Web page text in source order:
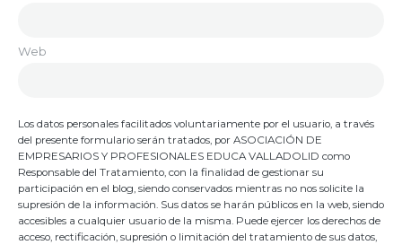
Web
Los datos personales facilitados voluntariamente por el usuario, a través
del presente formulario serán tratados, por ASOCIACIÓN DE
EMPRESARIOS Y PROFESIONALES EDUCA VALLADOLID como
Responsable del Tratamiento, con la finalidad de gestionar su
participación en el blog, siendo conservados mientras no nos solicite la
supresión de la información. Sus datos se harán públicos en la web, siendo
accesibles a cualquier usuario de la misma. Puede ejercer los derechos de
acceso, rectificación, supresión o limitación del tratamiento de sus datos,